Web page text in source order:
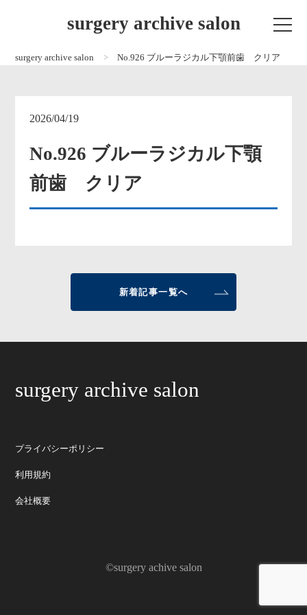
surgery archive salon
surgery archive salon No.926 ブルーラジカル下顎前歯 クリア
2026/04/19
No.926 ブルーラジカル下顎
前歯 クリア
新着記事一覧へ
surgery archive salon
プライバシーポリシー
利用規約
会社概要
©surgery achive salon